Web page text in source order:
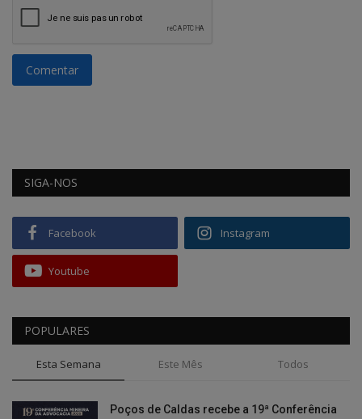
Comentar
SIGA-NOS
Facebook Instagram
Youtube
POPULARES
Esta Semana Este Mês Todos
Poços de Caldas recebe a 19ª Conferência